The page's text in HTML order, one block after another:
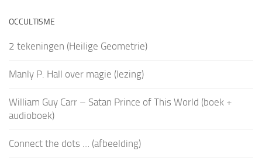
OCCULTISME
2 tekeningen (Heilige Geometrie)
Manly P. Hall over magie (lezing)
William Guy Carr – Satan Prince of This World (boek +
audioboek)
Connect the dots … (afbeelding)